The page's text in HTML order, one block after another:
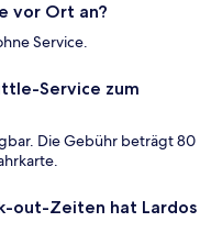
vor Ort an?
Service.
Service zum
Die Gebühr beträgt 80
out-Zeiten hat Lardos